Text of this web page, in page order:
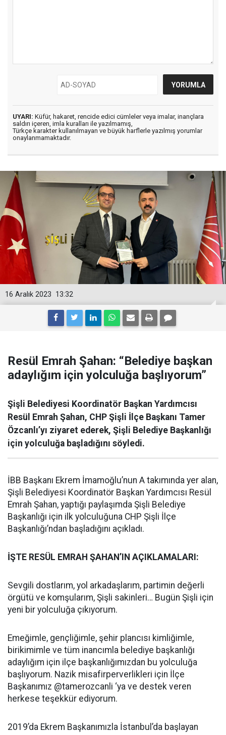
UYARI: Küfür, hakaret, rencide edici cümleler veya imalar, inançlara
saldırı içeren, imla kuralları ile yazılmamış,
Türkçe karakter kullanılmayan ve büyük harflerle yazılmış yorumlar
onaylanmamaktadır.
13:32
16 Aralık 2023
Resül Emrah Şahan: “Belediye başkan
adaylığım için yolculuğa başlıyorum”
Şişli Belediyesi Koordinatör Başkan Yardımcısı
Resül Emrah Şahan, CHP Şişli İlçe Başkanı Tamer
Özcanlı’yı ziyaret ederek, Şişli Belediye Başkanlığı
için yolculuğa başladığını söyledi.
İBB Başkanı Ekrem İmamoğlu’nun A takımında yer alan,
Şişli Belediyesi Koordinatör Başkan Yardımcısı Resül
Emrah Şahan, yaptığı paylaşımda Şişli Belediye
Başkanlığı için ilk yolculuğuna CHP Şişli İlçe
Başkanlığı’ndan başladığını açıkladı.
İŞTE RESÜL EMRAH ŞAHAN’IN AÇIKLAMALARI:
Sevgili dostlarım, yol arkadaşlarım, partimin değerli
örgütü ve komşularım, Şişli sakinleri… Bugün Şişli için
yeni bir yolculuğa çıkıyorum.
Emeğimle, gençliğimle, şehir plancısı kimliğimle,
birikimimle ve tüm inancımla belediye başkanlığı
adaylığım için ilçe başkanlığımızdan bu yolculuğa
başlıyorum. Nazik misafirperverlikleri için İlçe
Başkanımız @tamerozcanli ‘ya ve destek veren
herkese teşekkür ediyorum.
2019’da Ekrem Başkanımızla İstanbul’da başlayan